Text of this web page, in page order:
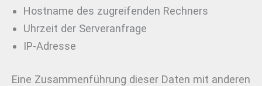
Hostname des zugreifenden Rechners
Uhrzeit der Serveranfrage
IP-Adresse
Eine Zusammenführung dieser Daten mit anderen